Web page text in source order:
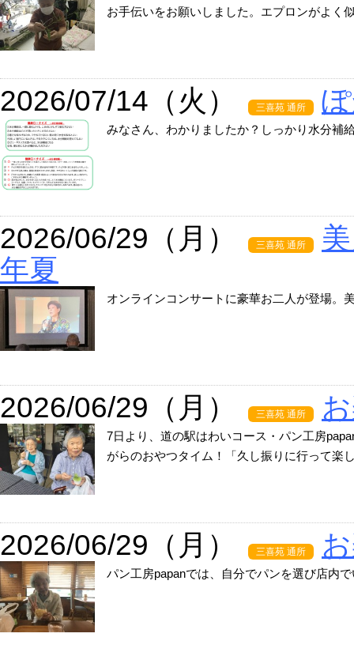
お手伝いをお願いしました。エプロンがよく
2026/07/14（火） 三喜苑 通所
みなさん、わかりましたか？しっかり水分補
2026/06/29（月） 三喜苑 通所
年夏
オンラインコンサートに豪華お二人が登場。
2026/06/29（月） 三喜苑 通所
7日より、道の駅はわいコース・パン工房
がらのおやつタイム！「久し振りに行って楽
2026/06/29（月） 三喜苑 通所
パン工房papanでは、自分でパンを選び店内